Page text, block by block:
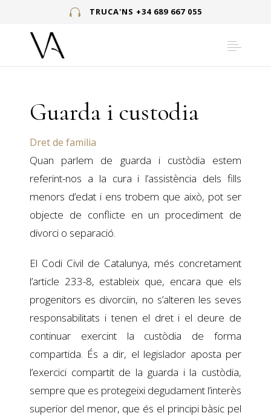
TRUCA'NS +34 689 667 055
Guarda i custodia
Dret de familia
Quan parlem de guarda i custòdia estem
referint-nos a la cura i l’assistència dels fills
menors d’edat i ens trobem que això, pot ser
objecte de conflicte en un procediment de
divorci o separació. ​
El Codi Civil de Catalunya, més concretament
l’article 233-8, estableix que, encara que els
progenitors es divorciïn, no s’alteren les seves
responsabilitats i tenen el dret i el deure de
continuar exercint la custòdia de forma
compartida. És a dir, el legislador aposta per
l’exercici compartit de la guarda i la custòdia,
sempre que es protegeixi degudament l’interès
superior del menor, que és el principi bàsic pel